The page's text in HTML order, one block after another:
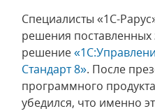
Специалисты «1С-
решения поставленных
решение
Стандарт 8». После
программного
убедился, что именно